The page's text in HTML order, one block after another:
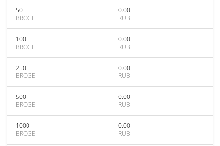
50
BROGE
0.00
RUB
100
BROGE
0.00
RUB
250
BROGE
0.00
RUB
500
BROGE
0.00
RUB
1000
BROGE
0.00
RUB